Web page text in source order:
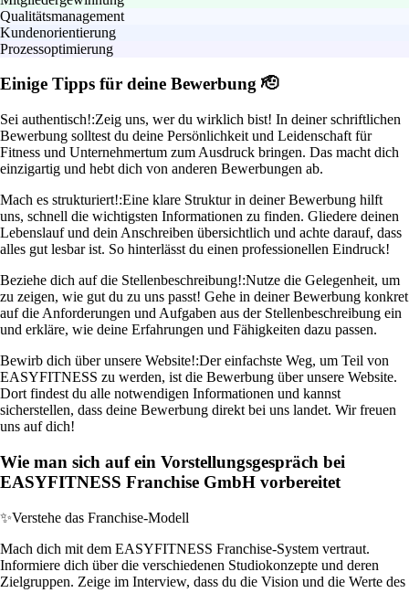
Qualitätsmanagement
Kundenorientierung
Prozessoptimierung
Einige Tipps für deine Bewerbung 🫡
Sei authentisch!:Zeig uns, wer du wirklich bist! In deiner schriftlichen
Bewerbung solltest du deine Persönlichkeit und Leidenschaft für
Fitness und Unternehmertum zum Ausdruck bringen. Das macht dich
einzigartig und hebt dich von anderen Bewerbungen ab.
Mach es strukturiert!:Eine klare Struktur in deiner Bewerbung hilft
uns, schnell die wichtigsten Informationen zu finden. Gliedere deinen
Lebenslauf und dein Anschreiben übersichtlich und achte darauf, dass
alles gut lesbar ist. So hinterlässt du einen professionellen Eindruck!
Beziehe dich auf die Stellenbeschreibung!:Nutze die Gelegenheit, um
zu zeigen, wie gut du zu uns passt! Gehe in deiner Bewerbung konkret
auf die Anforderungen und Aufgaben aus der Stellenbeschreibung ein
und erkläre, wie deine Erfahrungen und Fähigkeiten dazu passen.
Bewirb dich über unsere Website!:Der einfachste Weg, um Teil von
EASYFITNESS zu werden, ist die Bewerbung über unsere Website.
Dort findest du alle notwendigen Informationen und kannst
sicherstellen, dass deine Bewerbung direkt bei uns landet. Wir freuen
uns auf dich!
Wie man sich auf ein Vorstellungsgespräch bei
EASYFITNESS Franchise GmbH vorbereitet
✨Verstehe das Franchise-Modell
Mach dich mit dem EASYFITNESS Franchise-System vertraut.
Informiere dich über die verschiedenen Studiokonzepte und deren
Zielgruppen. Zeige im Interview, dass du die Vision und die Werte des